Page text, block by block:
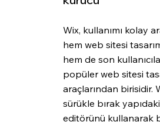
Wix, kullanımı kolay
hem web sitesi
hem de son
popüler web sitesi
araçlarından birisidir.
sürükle bırak
editörünü kullanarak